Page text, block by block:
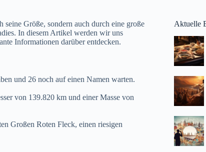
seine Größe, sondern auch durch eine große
In diesem Artikel werden wir uns
Informationen darüber entdecken.
und 26 noch auf einen Namen warten.
von 139.820 km und einer Masse von
Großen Roten Fleck, einen riesigen
Aktuelle